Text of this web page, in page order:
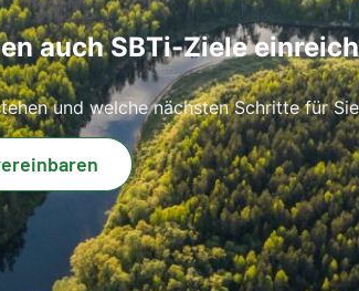
auch SBTi-Ziele
und welche nächsten Schritte für